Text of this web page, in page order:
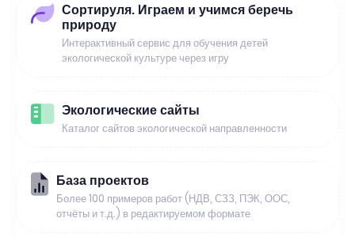
Сортируля. Играем и учимся беречь
природу
Интерактивный сервис для обучения детей
экологической культуре через игру
Экологические сайты
Каталог сайтов экологической направленности
База проектов
Более 100 примеров работ (НДВ, СЗЗ, ПЭК, ООС,
отчёты и т.д.) в редактируемом формате